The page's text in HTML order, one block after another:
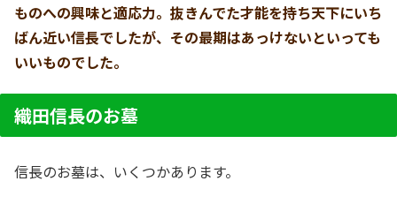
ものへの興味と適応力。抜きんでた才能を持ち天下にいち
ばん近い信長でしたが、その最期はあっけないといっても
いいものでした。
織田信長のお墓
信長のお墓は、いくつかあります。